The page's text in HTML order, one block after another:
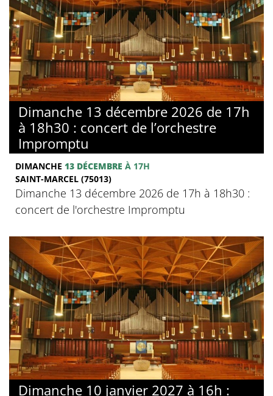
Dimanche 13 décembre 2026 de 17h
à 18h30 : concert de l’orchestre
Impromptu
DIMANCHE 13 DÉCEMBRE À 17H
SAINT-MARCEL (75013)
Dimanche 13 décembre 2026 de 17h à 18h30 :
concert de l'orchestre Impromptu
Dimanche 10 janvier 2027 à 16h :